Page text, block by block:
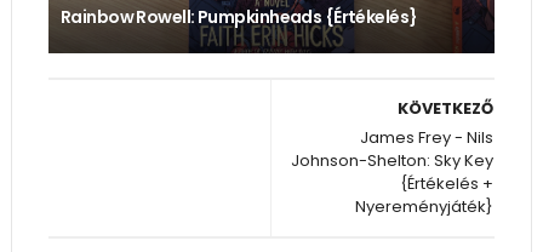
Rainbow Rowell: Pumpkinheads {Értékelés}
KÖVETKEZŐ
James Frey - Nils
Johnson-Shelton: Sky Key
{Értékelés +
Nyereményjáték}